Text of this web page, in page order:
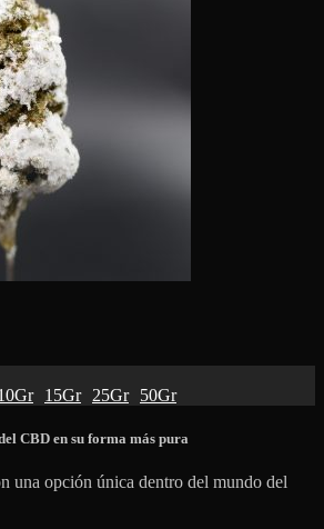
15Gr 25Gr 50Gr
CBD en su forma más pura
una opción única dentro del mundo del